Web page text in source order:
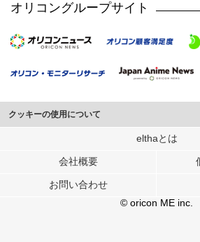
オリコングループサイト
クッキーの使用について
このサイトでは Cookie を使用して、ユーザーに
行っています。
メディアや広告配信、データ解析の各パートナー
各パートナーは、この情報とユーザーが各パート
ユーザーが各パートナーのサービスを使用したと
elthaとは
会社概要
お問い合わせ
© oricon ME inc.